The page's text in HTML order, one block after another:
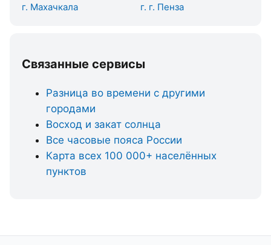
г. Махачкала г. г. Пенза
Связанные сервисы
Разница во времени с другими
городами
Восход и закат солнца
Все часовые пояса России
Карта всех 100 000+ населённых
пунктов